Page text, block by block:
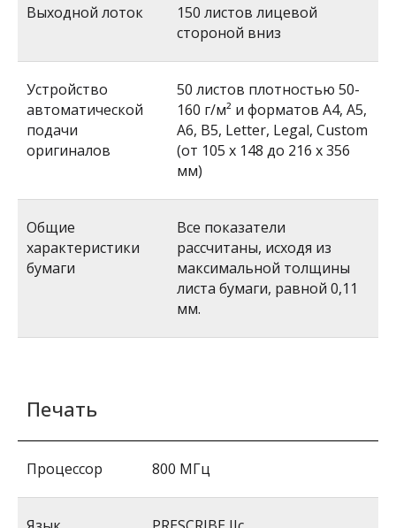
Выходной лоток
150 листов лицевой
стороной вниз
Устройство
автоматической
подачи
оригиналов
50 листов плотностью 50-
160 г/м² и форматов A4, A5,
A6, B5, Letter, Legal, Custom
(от 105 x 148 до 216 x 356
мм)
Общие
характеристики
бумаги
Все показатели
рассчитаны, исходя из
максимальной толщины
листа бумаги, равной 0,11
мм.
Печать
Процессор 800 МГц